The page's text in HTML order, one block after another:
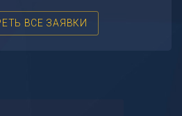
ВСЕ ЗАЯВКИ